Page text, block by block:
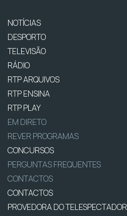
NOTÍCIAS
DESPORTO
TELEVISÃO
RÁDIO
RTP ARQUIVOS
RTP ENSINA
RTP PLAY
EM DIRETO
REVER PROGRAMAS
CONCURSOS
PERGUNTAS FREQUENTES
CONTACTOS
CONTACTOS
PROVEDORA DO TELESPECTADOR